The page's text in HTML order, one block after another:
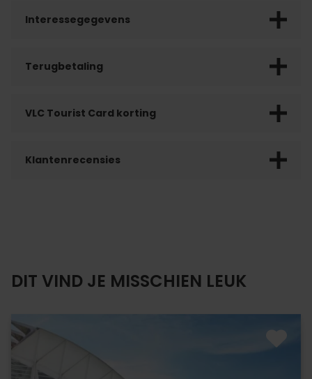
Interessegegevens
Terugbetaling
VLC Tourist Card korting
Klantenrecensies
DIT VIND JE MISSCHIEN LEUK